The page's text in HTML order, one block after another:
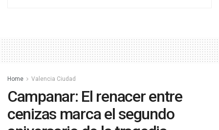
Home Valencia Ciudad
Campanar: El renacer entre
cenizas marca el segundo